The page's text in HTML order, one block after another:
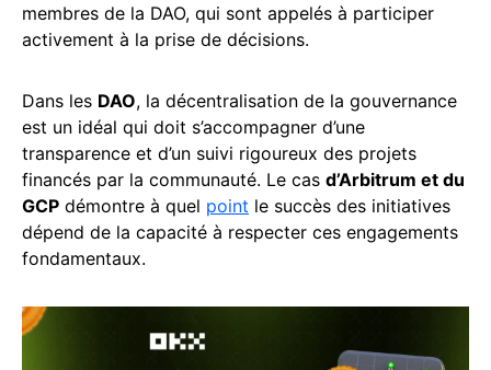
membres de la DAO, qui sont appelés à participer
activement à la prise de décisions.
Dans les DAO, la décentralisation de la gouvernance
est un idéal qui doit s’accompagner d’une
transparence et d’un suivi rigoureux des projets
financés par la communauté. Le cas d’Arbitrum et du
GCP démontre à quel point le succès des initiatives
dépend de la capacité à respecter ces engagements
fondamentaux.